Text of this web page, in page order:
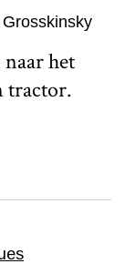
het
tractor.